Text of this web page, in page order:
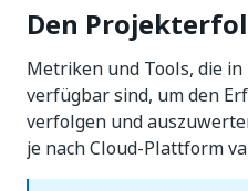
Den
Metriken und Tools, die
verfügbar sind, um den
verfolgen und
je nach Cloud-Plattform